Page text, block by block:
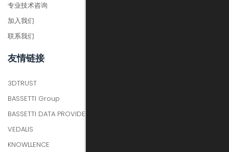
专业技术咨询
加入我们
联系我们
友情链接
3DTRUST
BASSETTI Group
BASSETTI DATA PROVIDER
VEDALIS
KNOWLLENCE